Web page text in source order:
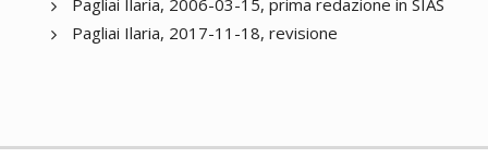
Pagliai Ilaria, 2006-03-15, prima redazione in SIAS
Pagliai Ilaria, 2017-11-18, revisione